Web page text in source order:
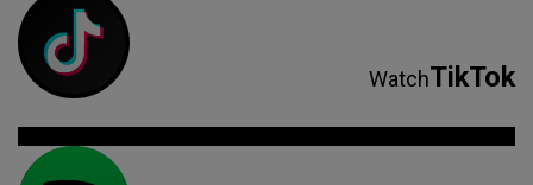
WatchTikTok